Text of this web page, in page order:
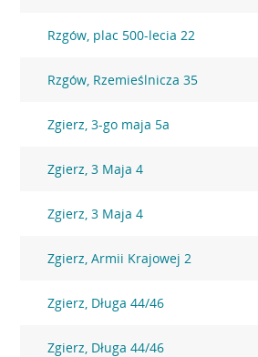
Rzgów, plac 500-lecia 22
Rzgów, Rzemieślnicza 35
Zgierz, 3-go maja 5a
Zgierz, 3 Maja 4
Zgierz, 3 Maja 4
Zgierz, Armii Krajowej 2
Zgierz, Długa 44/46
Zgierz, Długa 44/46